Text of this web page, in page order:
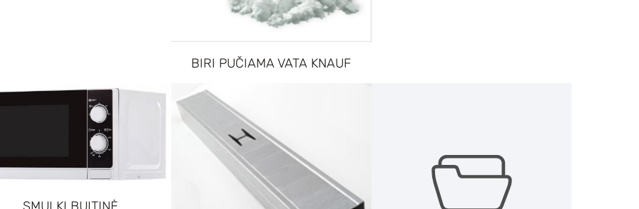
BIRI PUČIAMA VATA KNAUF